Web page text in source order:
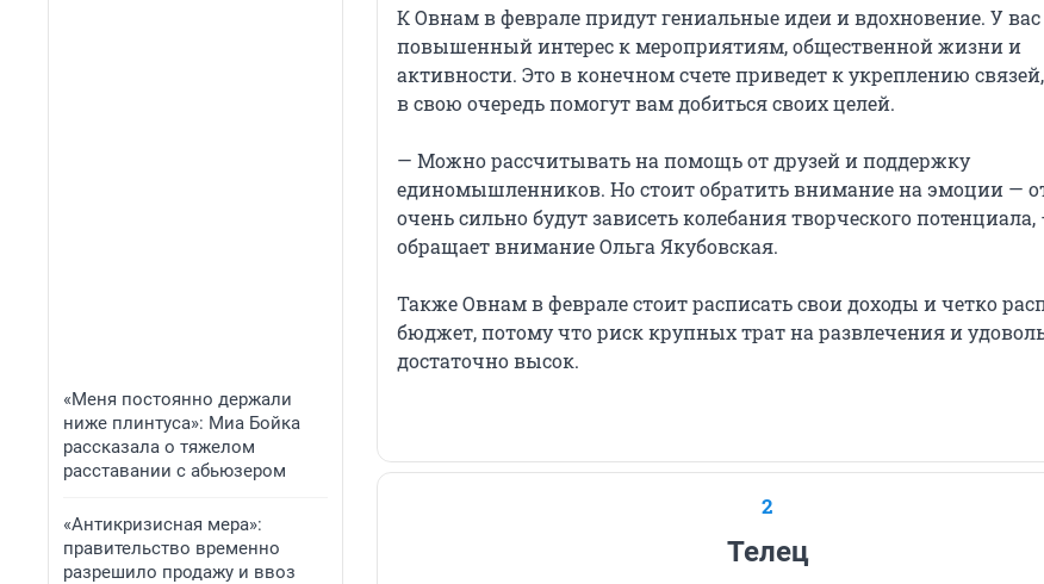
«Меня постоянно держали
ниже плинтуса»: Миа Бойка
рассказала о тяжелом
расставании с абьюзером
«Антикризисная мера»:
правительство временно
разрешило продажу и ввоз
К Овнам в феврале придут гениальные идеи и вдохновение. У
повышенный интерес к мероприятиям, общественной жизни и
активности. Это в конечном счете приведет к укреплению
в свою очередь помогут вам добиться своих целей.
— Можно рассчитывать на помощь от друзей и поддержку
единомышленников. Но стоит обратить внимание на эмоции —
очень сильно будут зависеть колебания творческого потенциала,
обращает внимание Ольга Якубовская.
Также Овнам в феврале стоит расписать свои доходы и четко
бюджет, потому что риск крупных трат на развлечения и
достаточно высок.
2
Телец